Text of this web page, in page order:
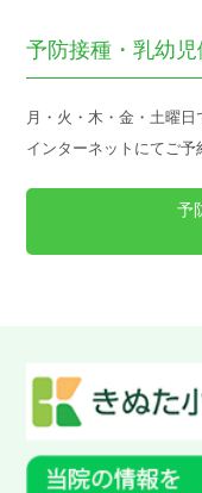
予防接種・乳幼
月・火・木・金・土曜日
インターネットにてご予
予